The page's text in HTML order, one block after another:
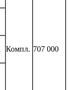
Компл. 707 000